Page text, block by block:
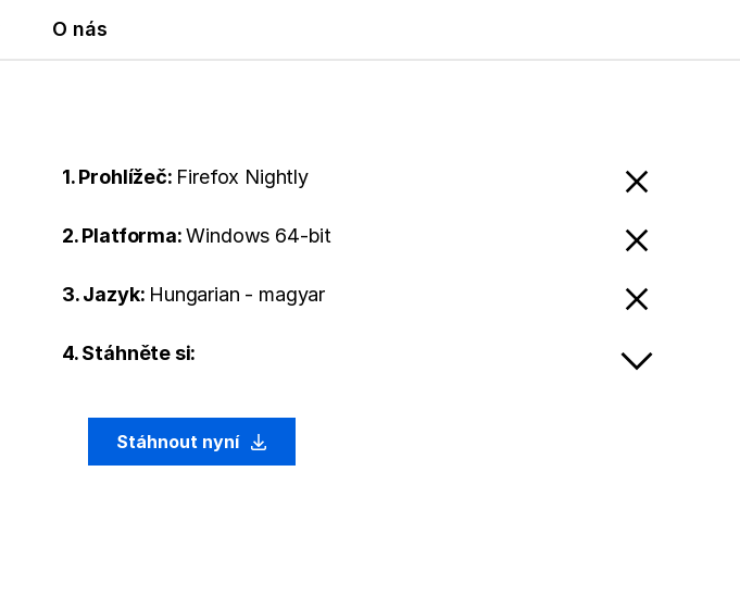
O nás
1. Prohlížeč: Firefox Nightly
2. Platforma:Windows 64-bit
3. Jazyk: Hungarian - magyar
4. Stáhněte si:
Stáhnout nyní